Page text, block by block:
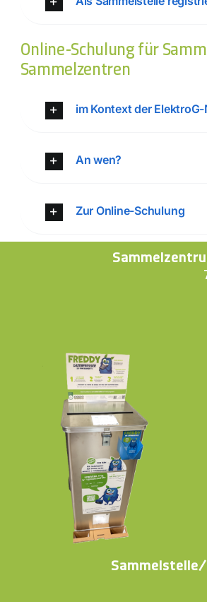
Online-Schulung für
Sammelzentren
im Kontext der
An wen?
Zur Online-Schulung